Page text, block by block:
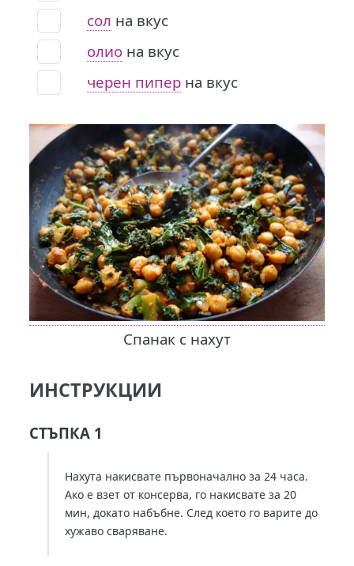
сол на вкус
олио на вкус
черен пипер на вкус
Спанак с нахут
ИНСТРУКЦИИ
СТЪПКА 1
Нахута накисвате първоначално за 24 часа.
Ако е взет от консерва, го накисвате за 20
мин, докато набъбне. След което го варите до
хужаво сваряване.